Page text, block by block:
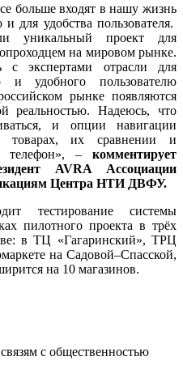
больше входят в нашу жизнь
для удобства пользователя.
уникальный проект для
на мировом рынке.
с экспертами отрасли для
и удобного пользователю
рынке появляются
реальностью. Надеюсь, что
и опции навигации
товарах, их сравнении и
телефон», – комментирует
AVRA Ассоциации
Центра НТИ ДВФУ.
тестирование системы
пилотного проекта в трёх
в ТЦ «Гагаринский», ТРЦ
на Садовой–Спасской,
на 10 магазинов.
с общественностью